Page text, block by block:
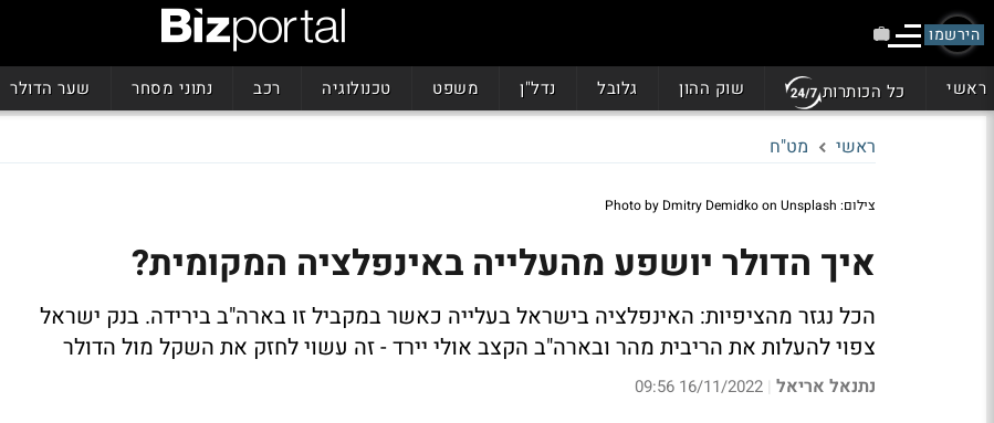
הירשמו
ראשי כל הכותרות שוק ההון גלובל נדל"ן משפט טכנולוגיה רכב נתוני מסחר שער הדולר
ראשי מט"ח
צילום: Photo by Dmitry Demidko on Unsplash
איך הדולר יושפע מהעלייה באינפלציה המקומית?
הכל נגזר מהציפיות: האינפלציה בישראל בעלייה כאשר במקביל זו בארה"ב בירידה. בנק ישראל
צפוי להעלות את הריבית מהר ובארה"ב הקצב אולי יירד - זה עשוי לחזק את השקל מול הדולר
נתנאל אריאל |
16/11/2022 09:56